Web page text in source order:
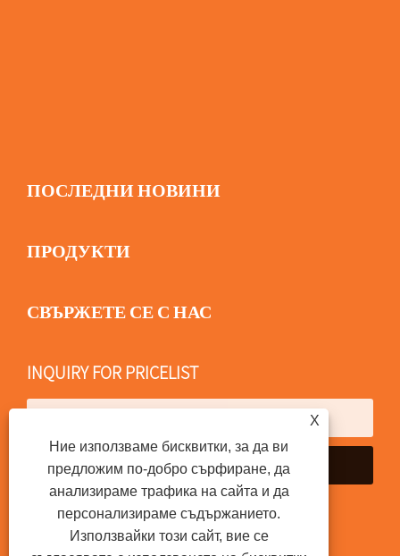
ПОСЛЕДНИ НОВИНИ
ПРОДУКТИ
СВЪРЖЕТЕ СЕ С НАС
INQUIRY FOR PRICELIST
X
Ние използваме бисквитки, за да ви
предложим по-добро сърфиране, да
анализираме трафика на сайта и да
персонализираме съдържанието.
Използвайки този сайт, вие се